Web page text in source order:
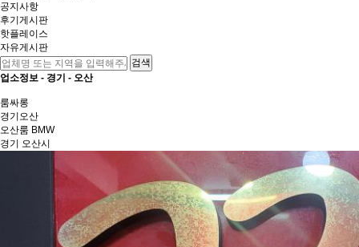
공지사항
후기게시판
핫플레이스
자유게시판
업소정보 - 경기 - 오산
룸싸롱
경기 오산
오산룸 BMW
경기 오산시